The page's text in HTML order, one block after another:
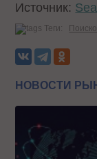
Источник:
Теги:
НОВОСТИ